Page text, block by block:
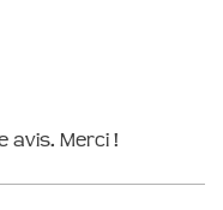
avis. Merci !